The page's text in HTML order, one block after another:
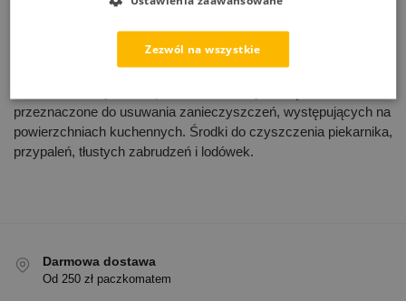
Wyświetlanie wszystkich wyników: 6
Jak wyczyścić tłusty piekarnik i zaschnięte jedzenie w
przeznaczone do usuwania zanieczyszczeń, występujących na
powierzchniach kuchennych. Środki do czyszczenia piekarnika,
przypaleń, tłustych zabrudzeń i lodówek.
Darmowa dostawa
Od 250 zł paczkomatem
Zezwól na wszystkie